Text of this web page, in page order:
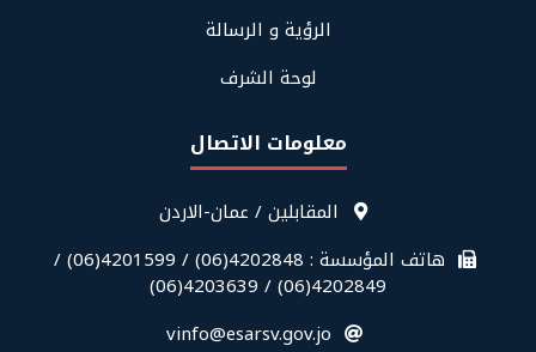
الرؤية و الرسالة
لوحة الشرف
معلومات الاتصال
الاتصال
المقابلين / عمان-الاردن
هاتف المؤسسة : 4202848(06) / 4201599(06) /
4202849(06) / 4203639(06)
vinfo@esarsv.gov.jo